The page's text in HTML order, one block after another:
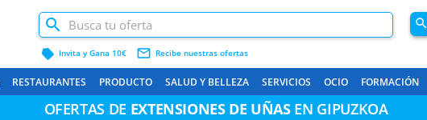
label Invita y Gana 10€ mail_outline Recibe nuestras ofertas
search
RESTAURANTES PRODUCTO SALUD Y BELLEZA SERVICIOS OCIO FORMACIÓN
OFERTAS DE EXTENSIONES DE UÑASEN GIPUZKOA